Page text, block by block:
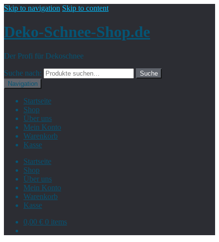
Skip to navigation Skip to content
Deko-Schnee-Shop.de
Der Profi für Dekoschnee
Suche nach:
Suche
Navigation
Startseite
Shop
Über uns
Mein Konto
Warenkorb
Kasse
Startseite
Shop
Über uns
Mein Konto
Warenkorb
Kasse
0,00 € 0 items